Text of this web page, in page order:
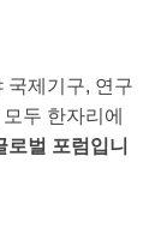
제기구, 연구
모두 한자리에
벌 포럼입니